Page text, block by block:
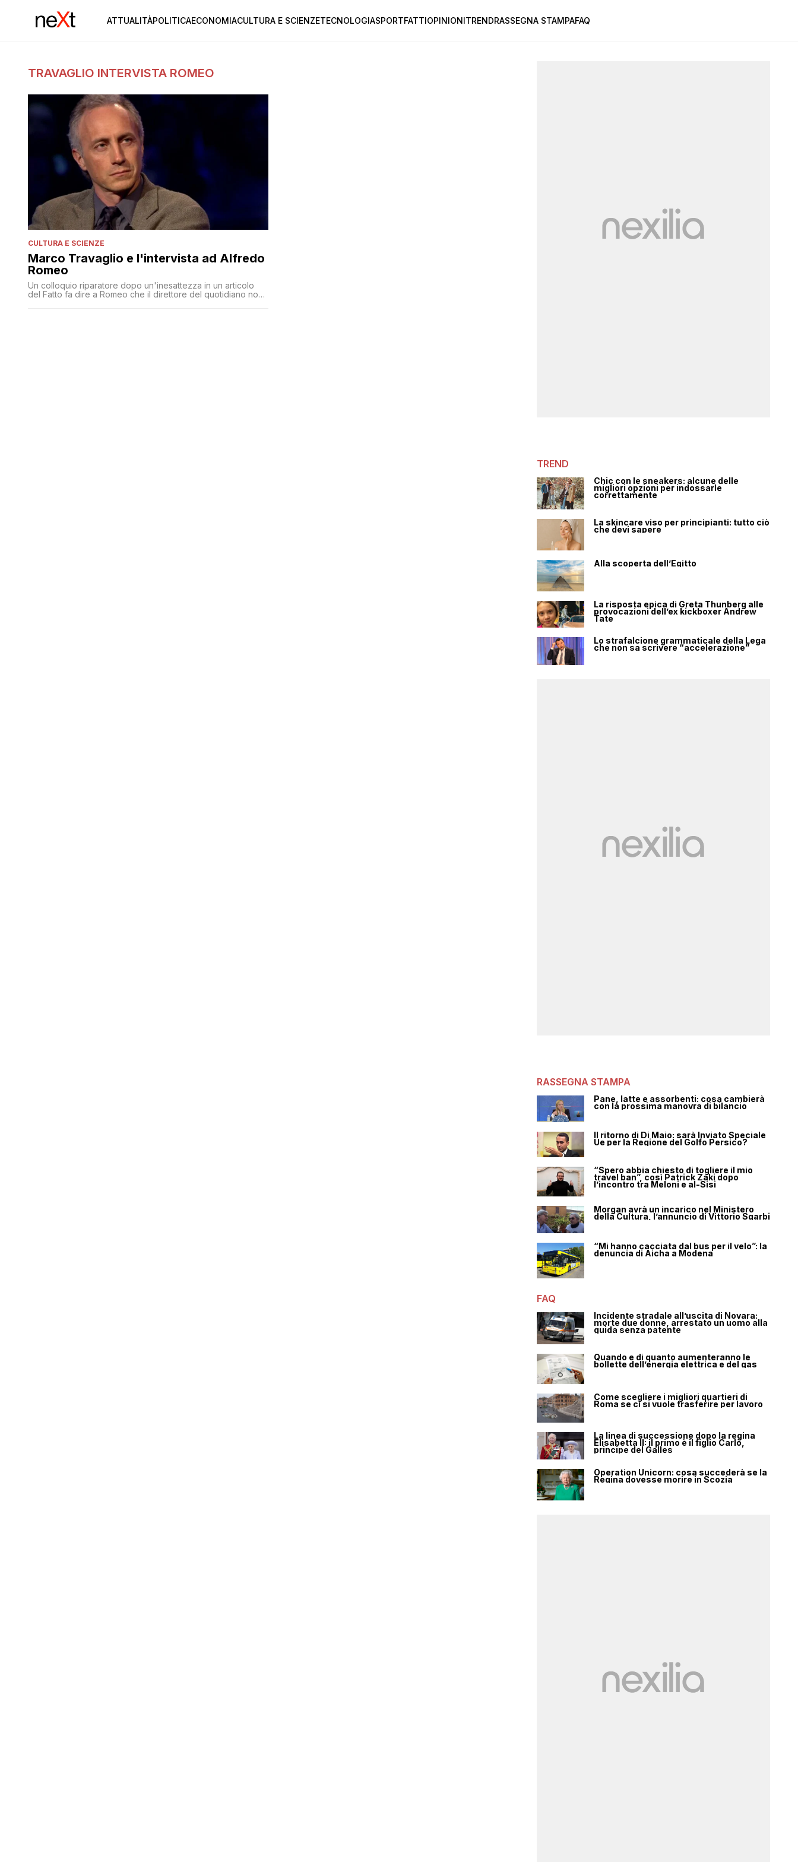
ATTUALITÀPOLITICAECONOMIACULTURA E SCIENZETECNOLOGIASPORTFATTIOPINIONITRENDRASSEGNA STAMPAFAQ
TRAVAGLIO INTERVISTA ROMEO
CULTURA E SCIENZE
Marco Travaglio e l'intervista ad Alfredo
Romeo
Un colloquio riparatore dopo un'inesattezza in un articolo
del Fatto fa dire a Romeo che il direttore del quotidiano non
TREND
Chic con le sneakers: alcune delle
migliori opzioni per indossarle
correttamente
La skincare viso per principianti: tutto ciò
che devi sapere
Alla scoperta dell’Egitto
La risposta epica di Greta Thunberg alle
provocazioni dell’ex kickboxer Andrew
Tate
Lo strafalcione grammaticale della Lega
che non sa scrivere “accelerazione”
RASSEGNA STAMPA
Pane, latte e assorbenti: cosa cambierà
con la prossima manovra di bilancio
Il ritorno di Di Maio: sarà Inviato Speciale
Ue per la Regione del Golfo Persico?
“Spero abbia chiesto di togliere il mio
travel ban”, così Patrick Zaki dopo
l’incontro tra Meloni e al-Sisi
Morgan avrà un incarico nel Ministero
della Cultura, l’annuncio di Vittorio Sgarbi
“Mi hanno cacciata dal bus per il velo”: la
denuncia di Aicha a Modena
FAQ
Incidente stradale all’uscita di Novara:
morte due donne, arrestato un uomo alla
guida senza patente
Quando e di quanto aumenteranno le
bollette dell’energia elettrica e del gas
Come scegliere i migliori quartieri di
Roma se ci si vuole trasferire per lavoro
La linea di successione dopo la regina
Elisabetta II: il primo è il figlio Carlo,
principe del Galles
Operation Unicorn: cosa succederà se la
Regina dovesse morire in Scozia